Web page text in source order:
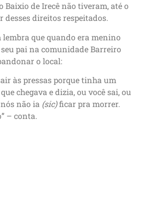
Baixio de Irecê não tiveram, até o
desses direitos respeitados.
lembra que quando era menino
pai na comunidade Barreiro
o local:
às pressas porque tinha um
chegava e dizia, ou você sai, ou
não ia (sic)ficar pra morrer.
– conta.